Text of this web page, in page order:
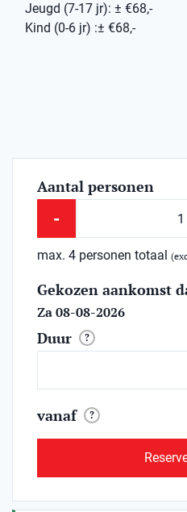
Jeugd (7-17 jr): ± €68,-
Kind (0-6 jr) :± €68,-
Aantal personen
-
max. 4 personen totaal
Gekozen aankomst
Za 08-08-2026
Duur ?
vanaf ?